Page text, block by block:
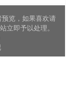
览，如果喜欢请
立即予以处理。